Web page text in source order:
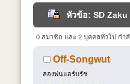
หัวข้อ: SD Zaku
0 สมาชิก และ 2 บุคคลทั่วไป กำ
Off-Songwut
ลองพ่นแอร์บรัช